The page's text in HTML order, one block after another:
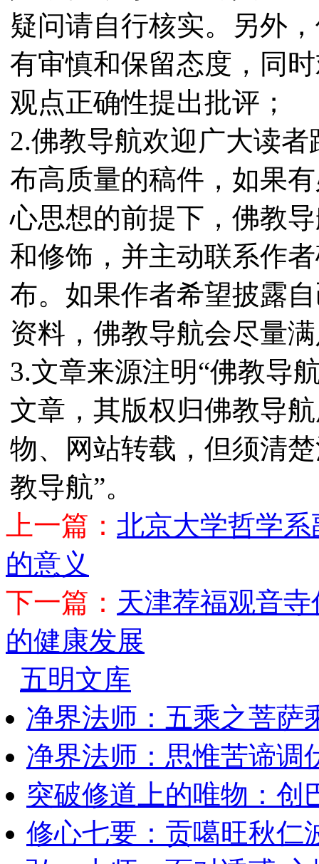
疑问请自行核实。另外
有审慎和保留态度，同
观点正确性提出批评；
2.佛教导航欢迎广大读
布高质量的稿件，如果
心思想的前提下，佛教
和修饰，并主动联系作
布。如果作者希望披露
资料，佛教导航会尽量
3.文章来源注明“佛教导
文章，其版权归佛教导
物、网站转载，但须清
教导航”。
上一篇： 北京大学哲学
的意义
下一篇： 天津荐福观音
的健康发展
五明文库
净界法师：五乘之菩萨
净界法师：思惟苦谛调
突破修道上的唯物：创
修心七要：贡噶旺秋仁